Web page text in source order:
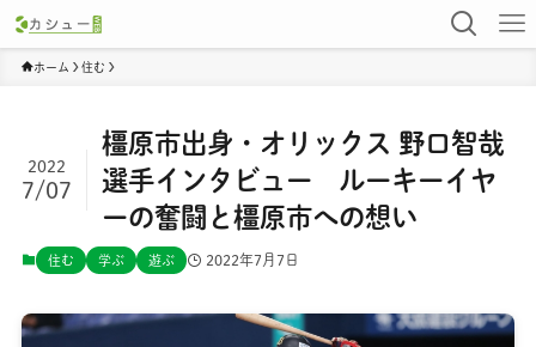
ホーム 住む
橿原市出身・オリックス 野口智哉
選手インタビュー ルーキーイヤ
ーの奮闘と橿原市への想い
2022
7/07
住む 学ぶ 遊ぶ 2022年7月7日